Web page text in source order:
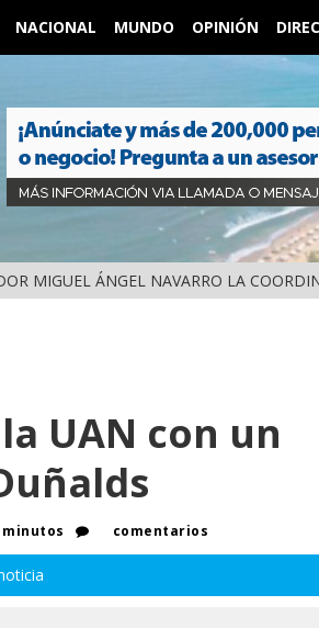
NACIONAL MUNDO OPINIÓN
MIGUEL ÁNGEL NAVARRO LA
UAN con un
comentarios